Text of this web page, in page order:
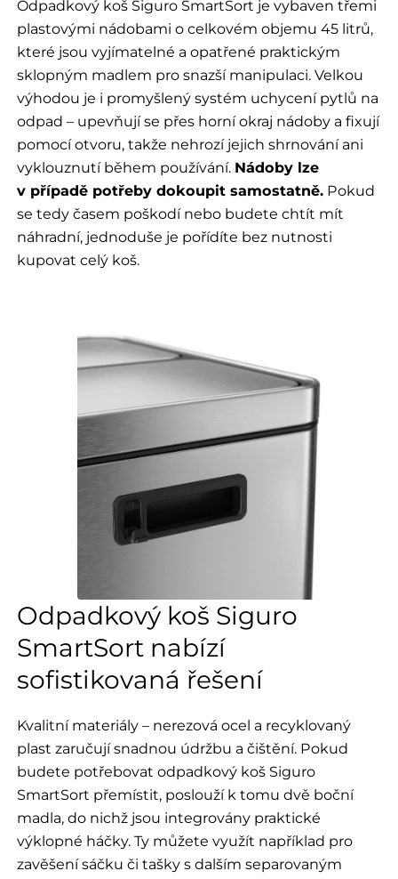
Odpadkový koš Siguro SmartSort je vybaven třemi
plastovými nádobami o celkovém objemu 45 litrů,
které jsou vyjímatelné a opatřené praktickým
sklopným madlem pro snazší manipulaci. Velkou
výhodou je i promyšlený systém uchycení pytlů na
odpad – upevňují se přes horní okraj nádoby a fixují
pomocí otvoru, takže nehrozí jejich shrnování ani
vyklouznutí během používání. Nádoby lze
v případě potřeby dokoupit samostatně.Pokud
se tedy časem poškodí nebo budete chtít mít
náhradní, jednoduše je pořídíte bez nutnosti
kupovat celý koš.
Odpadkový koš Siguro
SmartSort nabízí
sofistikovaná řešení
Kvalitní materiály – nerezová ocel a recyklovaný
plast zaručují snadnou údržbu a čištění. Pokud
budete potřebovat odpadkový koš Siguro
SmartSort přemístit, poslouží k tomu dvě boční
madla, do nichž jsou integrovány praktické
výklopné háčky. Ty můžete využít například pro
zavěšení sáčku či tašky s dalším separovaným